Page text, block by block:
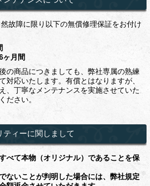
故障に限り以下の無償修理保証をお付け
ヶ月間
の商品につきましても、弊社専属の熟練
対応いたします。有償とはなりますが、
、丁寧なメンテナンスを実施させていた
ださい。
ティーに関しまして
べて本物（オリジナル）であることを保
ないことが判明した場合には、弊社規定